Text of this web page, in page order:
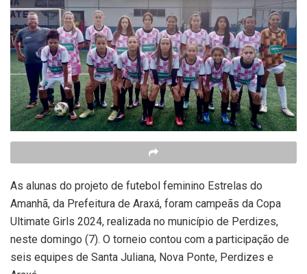
As alunas do projeto de futebol feminino Estrelas do
Amanhã, da Prefeitura de Araxá, foram campeãs da Copa
Ultimate Girls 2024, realizada no município de Perdizes,
neste domingo (7). O torneio contou com a participação de
seis equipes de Santa Juliana, Nova Ponte, Perdizes e